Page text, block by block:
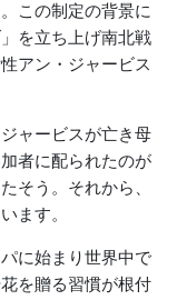
この制定の背景に
を立ち上げ南北戦
アン・ジャービス
ャービスが亡き母
者に配られたのが
そう。それから、
ます。
に始まり世界中で
を贈る習慣が根付